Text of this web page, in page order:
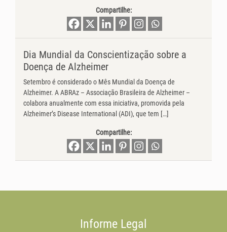
Compartilhe:
Dia Mundial da Conscientização sobre a
Doença de Alzheimer
Setembro é considerado o Mês Mundial da Doença de
Alzheimer. A ABRAz – Associação Brasileira de Alzheimer –
colabora anualmente com essa iniciativa, promovida pela
Alzheimer’s Disease International (ADI), que tem […]
Compartilhe:
Informe Legal